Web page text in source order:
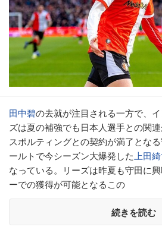
田中碧の去就が注目される一方で、
ズは夏の補強でも日本人選手との関連
スポルティングとの契約が満了とな
ールトで今シーズン大爆発した上田
なっている。リーズは昨夏も守田に
ーでの獲得が可能となるこの
続きを読む